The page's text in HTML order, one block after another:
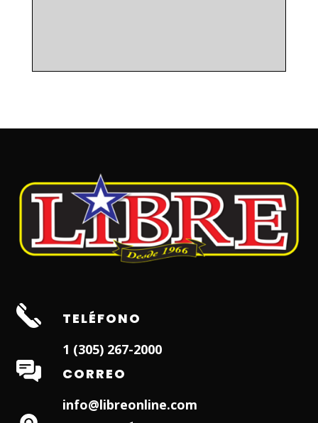
TELÉFONO
1 (305) 267-2000
CORREO
info@libreonline.com